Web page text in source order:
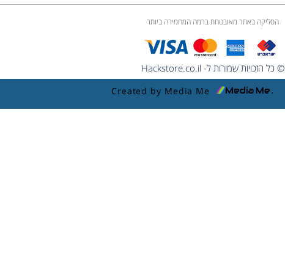
הסליקה באתר מאובטחת ברמה המחמירה ביותר
© כל הזכויות שמורות ל- Hackstore.co.il
Created by Media Me